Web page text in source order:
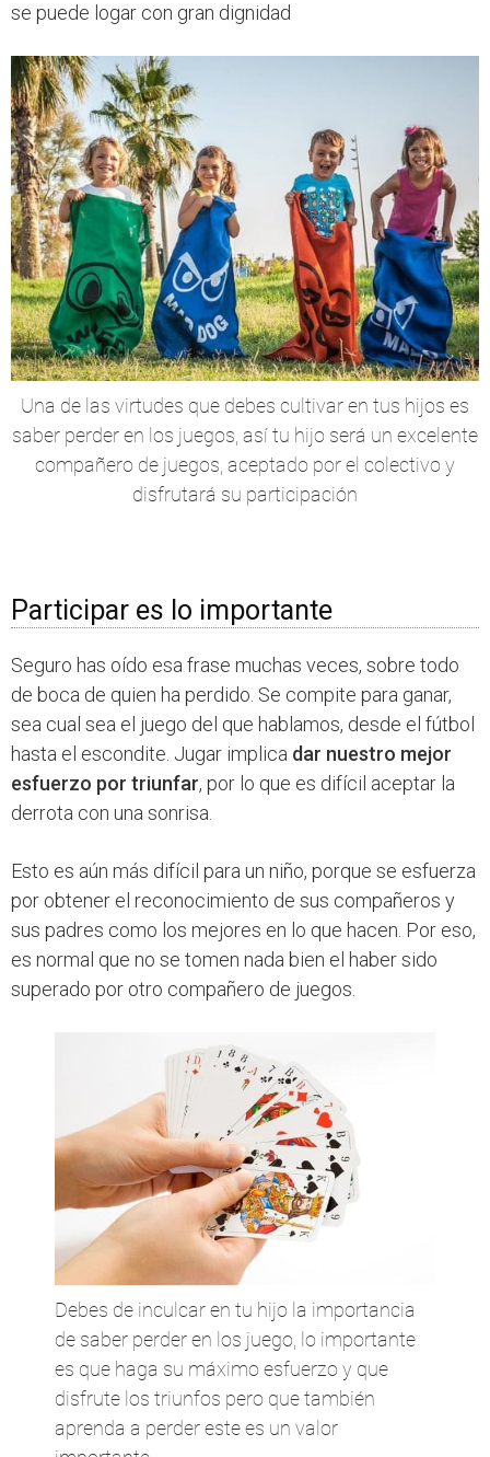
se puede logar con gran dignidad
Una de las virtudes que debes cultivar en tus hijos es
saber perder en los juegos, así tu hijo será un excelente
compañero de juegos, aceptado por el colectivo y
disfrutará su participación
Participar es lo importante
Seguro has oído esa frase muchas veces, sobre todo
de boca de quien ha perdido. Se compite para ganar,
sea cual sea el juego del que hablamos, desde el fútbol
hasta el escondite. Jugar implica dar nuestro mejor
esfuerzo por triunfar, por lo que es difícil aceptar la
derrota con una sonrisa.
Esto es aún más difícil para un niño, porque se esfuerza
por obtener el reconocimiento de sus compañeros y
sus padres como los mejores en lo que hacen. Por eso,
es normal que no se tomen nada bien el haber sido
superado por otro compañero de juegos.
Debes de inculcar en tu hijo la importancia
de saber perder en los juego, lo importante
es que haga su máximo esfuerzo y que
disfrute los triunfos pero que también
aprenda a perder este es un valor